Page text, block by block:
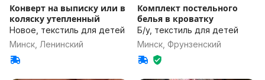
Конверт на выписку или в
коляску утепленный
Новое, текстиль для детей
Минск, Ленинский
Комплект постельного
белья в кроватку
Б/у, текстиль для детей
Минск, Фрунзенский